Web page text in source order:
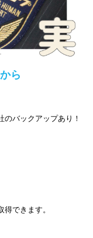
ら
バックアップあり！
できます。